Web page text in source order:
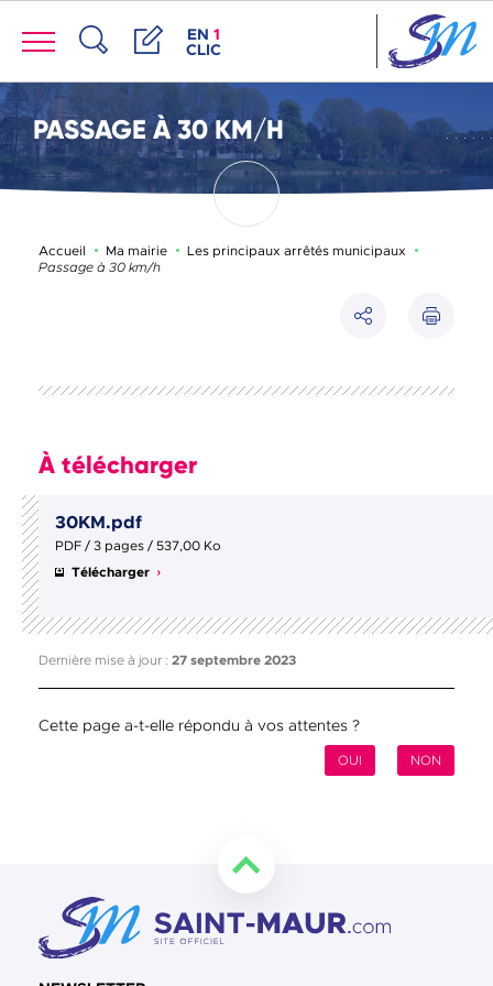
Menu ACCÈS DE LA FENÊTRE DES
EN 1
CLIC
PASSAGE À 30 KM/H
Accueil Ma mairie Les principaux arrêtés municipaux
Passage à 30 km/h
Partager
Imprimer
À télécharger
30KM.pdf
PDF / 3 pages / 537,00 Ko
Télécharger
Dernière mise à jour : 27 septembre 2023
Cette page a-t-elle répondu à vos attentes ?
NON
OUI
Panneau de gestion des cookies